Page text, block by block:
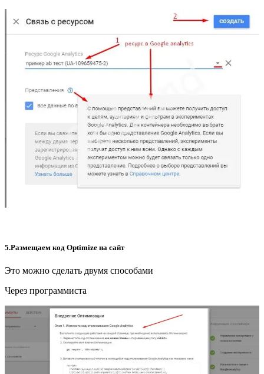
5.Размещаем код Optimize на сайт
Это можно сделать двумя способами
Через программиста